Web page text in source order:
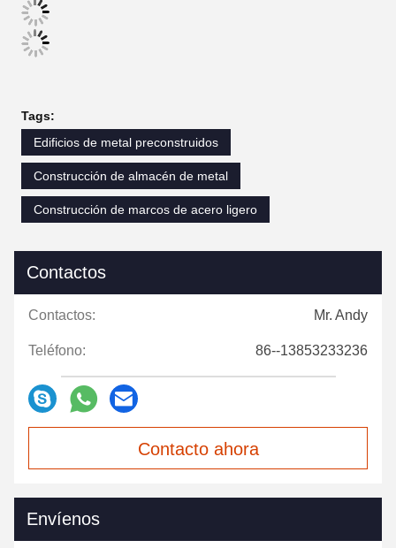
Instalación de paneles de pared interior: Los paneles son
paralelos a las columnas de acero, y se debe prestar atención
a que las uniones entre los dos paneles no sean demasiado
Las fotos terminadas:
Tags:
Edificios de metal preconstruidos
Construcción de almacén de metal
Construcción de marcos de acero ligero
Contactos